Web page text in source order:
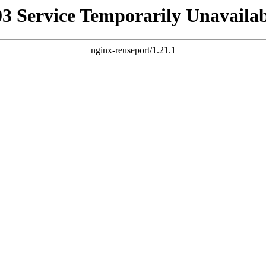
Service Temporarily
nginx-reuseport/1.21.1